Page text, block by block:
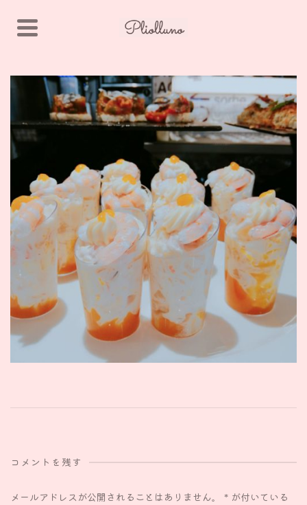
コメントを残す
メールアドレスが公開されることはありません。 * が付いている